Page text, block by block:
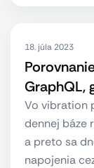
18. júla 2023
GraphQL,
Vo vibration
dennej báze
a preto sa
napojenia